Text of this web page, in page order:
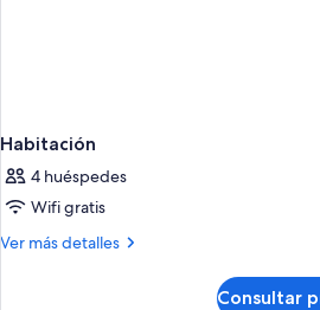
Habitación
4 huéspedes
Wifi gratis
Ver más detalles
Más
Consultar